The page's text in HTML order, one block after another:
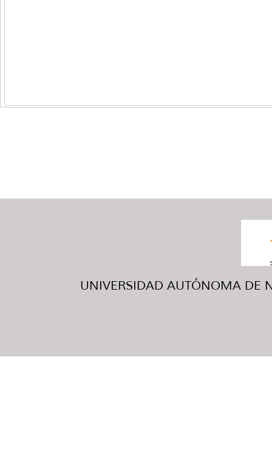
UNIVERSIDAD AUTÓNOMA DE